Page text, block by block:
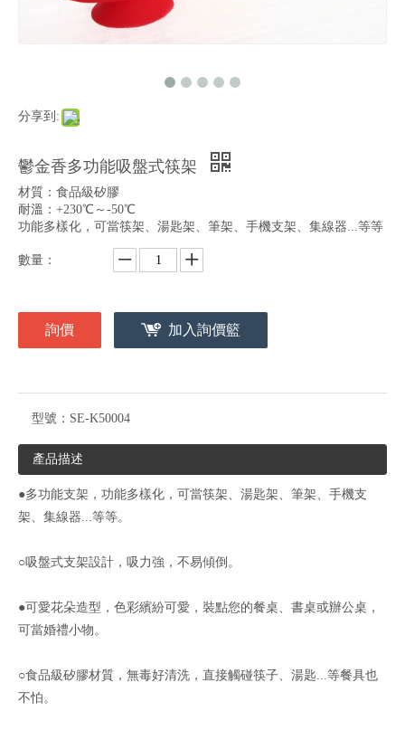
分享到:
鬱金香多功能吸盤式筷架
材質：食品級矽膠
耐溫：+230℃～-50℃
功能多樣化，可當筷架、湯匙架、筆架、手機支架、集線器...等等
數量：
詢價 加入詢價籃
型號： SE-K50004
產品描述
●多功能支架，功能多樣化，可當筷架、湯匙架、筆架、手機支
架、集線器...等等。
○吸盤式支架設計，吸力強，不易傾倒。
●可愛花朵造型，色彩繽紛可愛，裝點您的餐桌、書桌或辦公桌，
可當婚禮小物。
○食品級矽膠材質，無毒好清洗，直接觸碰筷子、湯匙...等餐具也
不怕。